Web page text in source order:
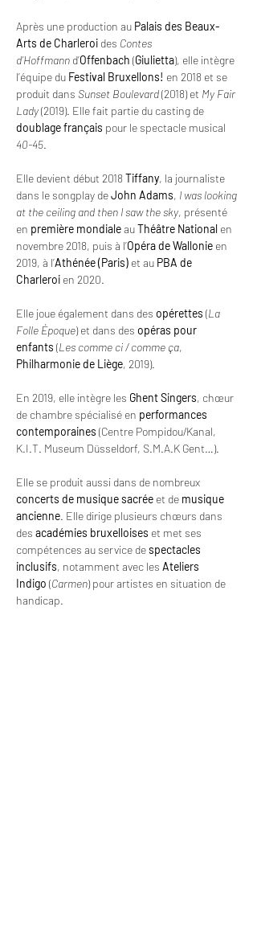
Après une production au Palais des Beaux-
Arts de Charleroi des Contes
d’Hoffmann d’Offenbach (Giulietta), elle intègre
l’équipe du Festival Bruxellons! en 2018 et se
produit dans Sunset Boulevard (2018) et My Fair
Lady (2019). Elle fait partie du casting de
doublage français pour le spectacle musical
40-45.
Elle devient début 2018 Tiffany, la journaliste
dans le songplay de John Adams, I was looking
at the ceiling and then I saw the sky, présenté
en première mondiale au Théâtre National en
novembre 2018, puis à l’Opéra de Wallonie en
2019, à l’Athénée (Paris) et au PBA de
Charleroi en 2020.
Elle joue également dans des opérettes (La
Folle Époque) et dans des opéras pour
enfants (Les comme ci / comme ça,
Philharmonie de Liège, 2019).
En 2019, elle intègre les Ghent Singers, chœur
de chambre spécialisé en performances
contemporaines (Centre Pompidou/Kanal,
K.I.T. Museum Düsseldorf, S.M.A.K Gent…).
Elle se produit aussi dans de nombreux
concerts de musique sacrée et de musique
ancienne. Elle dirige plusieurs chœurs dans
des académies bruxelloises et met ses
compétences au service de spectacles
inclusifs, notamment avec les Ateliers
Indigo (Carmen) pour artistes en situation de
handicap.